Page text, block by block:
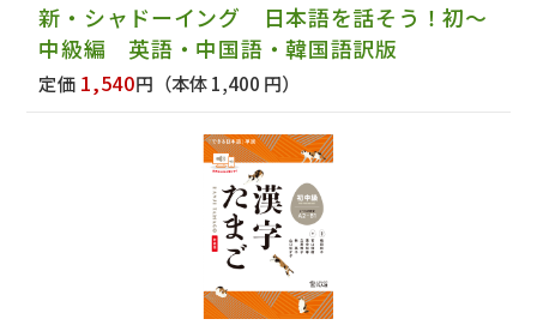
新・シャドーイング 日本語を話そう！初～
中級編 英語・中国語・韓国語訳版
定価 1,540円 （本体 1,400 円）